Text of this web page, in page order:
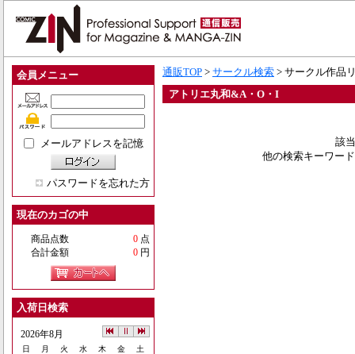
会員メニュー
メールアドレスを記憶
パスワードを忘れた方
現在のカゴの中
商品点数 0 点
合計金額
0 円
入荷日検索
2026年8月
日 月 火 水 木 金 土
通販TOP > サークル検索 > サークル作品
アトリエ丸和&A・O・I
該
他の検索キーワー